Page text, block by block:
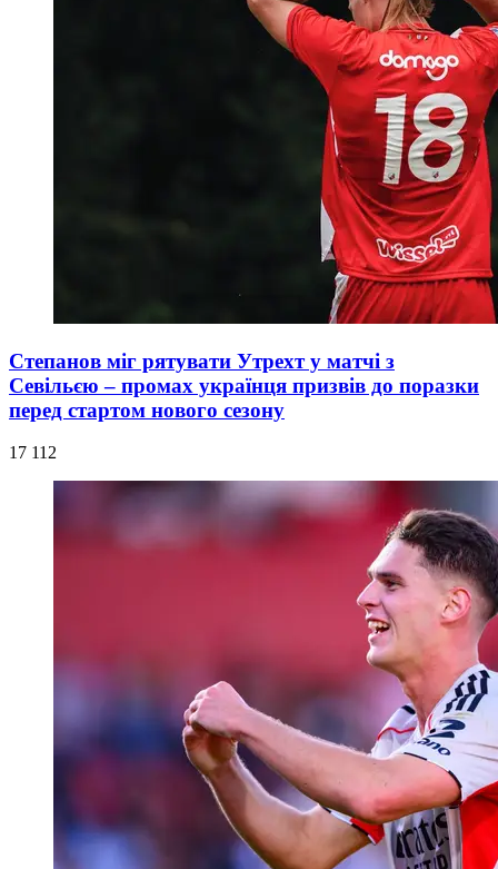
Степанов міг рятувати Утрехт у матчі з
Севільєю – промах українця призвів до поразки
перед стартом нового сезону
17 112